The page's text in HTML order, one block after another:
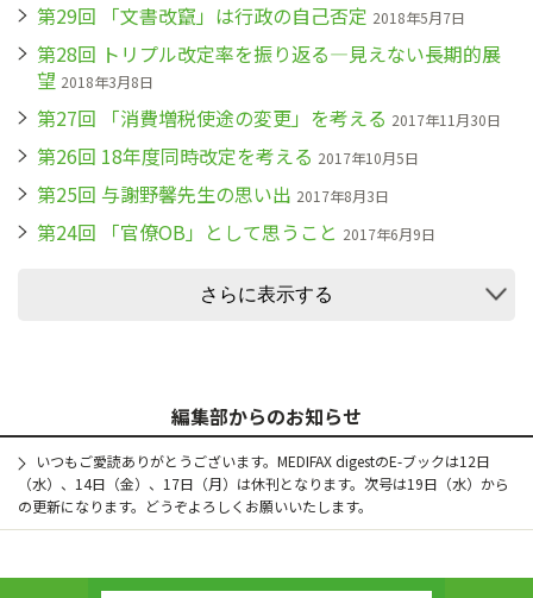
第29回 「文書改竄」は行政の自己否定 2018年5月7日
第28回 トリプル改定率を振り返る―見えない長期的展
望 2018年3月8日
第27回 「消費増税使途の変更」を考える 2017年11月30日
第26回 18年度同時改定を考える 2017年10月5日
第25回 与謝野馨先生の思い出 2017年8月3日
第24回 「官僚OB」として思うこと 2017年6月9日
さらに表示する
編集部からのお知らせ
いつもご愛読ありがとうございます。MEDIFAX digestのE-ブックは12日
（水）、14日（金）、17日（月）は休刊となります。次号は19日（水）から
の更新になります。どうぞよろしくお願いいたします。